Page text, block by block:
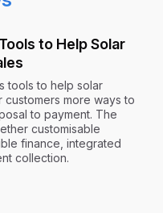
to Help Solar
tools to help solar
more ways to
to payment. The
customisable
finance, integrated
collection.